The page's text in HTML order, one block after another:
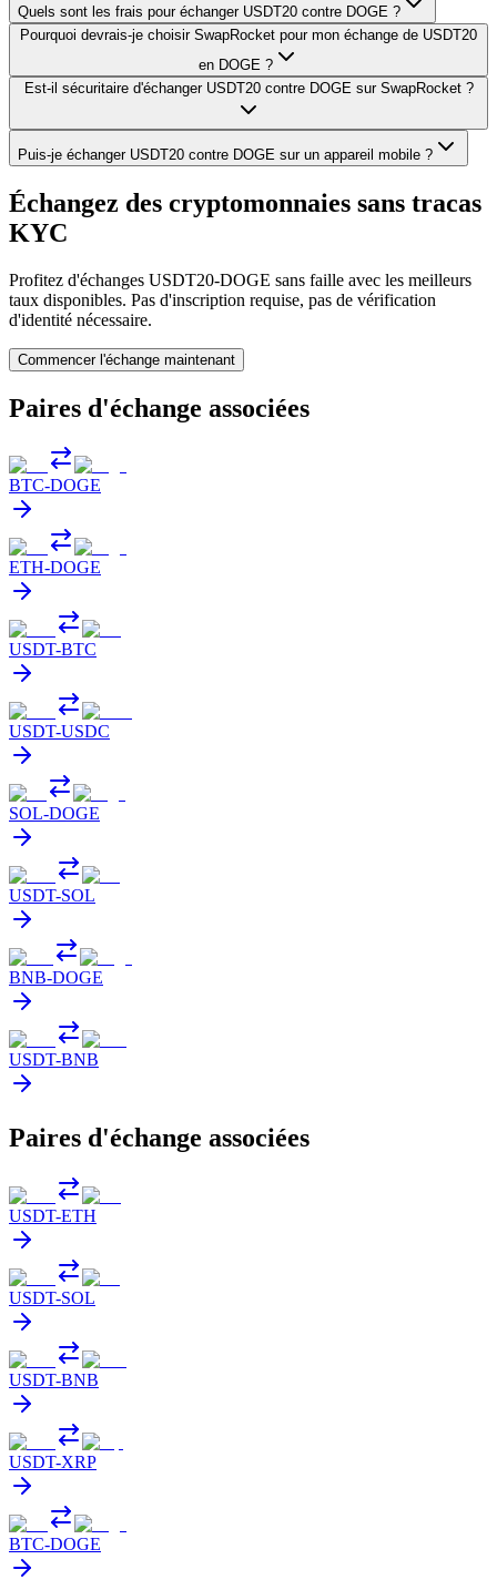
Quels sont les frais pour échanger USDT20 contre DOGE ?
Pourquoi devrais-je choisir SwapRocket pour mon échange de USDT20
en DOGE ?
Est-il sécuritaire d'échanger USDT20 contre DOGE sur SwapRocket ?
Puis-je échanger USDT20 contre DOGE sur un appareil mobile ?
Échangez des cryptomonnaies sans tracas
KYC
Profitez d'échanges USDT20-DOGE sans faille avec les meilleurs
taux disponibles. Pas d'inscription requise, pas de vérification
d'identité nécessaire.
Commencer l'échange maintenant
Paires d'échange associées
BTC-DOGE
ETH-DOGE
USDT-BTC
USDT-USDC
SOL-DOGE
USDT-SOL
BNB-DOGE
USDT-BNB
Paires d'échange associées
USDT-ETH
USDT-SOL
USDT-BNB
USDT-XRP
BTC-DOGE